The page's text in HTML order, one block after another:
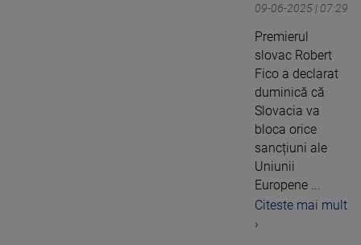
09-06-2025 | 07:29
Premierul
slovac Robert
Fico a declarat
duminică că
Slovacia va
bloca orice
sancțiuni ale
Uniunii
Europene ...
Citeste mai mult
›